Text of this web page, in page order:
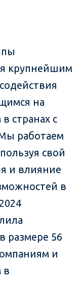
крупнейшим
на
странах с
работаем
свой
и влияние
в
размере 56
и
в